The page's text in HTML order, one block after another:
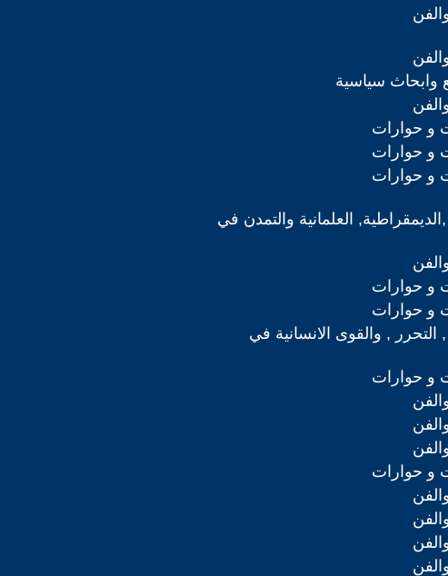
وابحاث سياسية
و حوارات
و حوارات
و حوارات
,الديمقراطية, العلمانية والتمدن في
و حوارات
و حوارات
, التحرر , والقوى الانسانية في
و حوارات
و حوارات